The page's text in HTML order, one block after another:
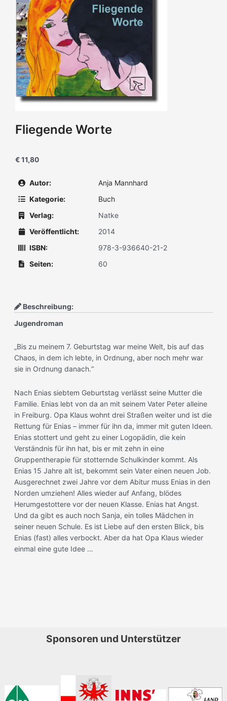
Fliegende Worte
€ 11,80
Autor:
Anja Mannhard
Kategorie:
Buch
Verlag:
Natke
Veröffentlicht:
2014
ISBN:
978-3-936640-21-2
Seiten:
60
Beschreibung:
Jugendroman
„Bis zu meinem 7. Geburtstag war meine Welt, bis auf das
Chaos, in dem ich lebte, in Ordnung, aber noch mehr war
sie in Ordnung danach.“
Nach Enias siebtem Geburtstag verlässt seine Mutter die
Familie. Enias lebt von da an mit seinem Vater Peter alleine
in Freiburg. Opa Klaus wohnt drei Straßen weiter und ist die
Rettung für Enias – immer für ihn da, immer mit guten Ideen.
Enias stottert und geht zu einer Logopädin, die kein
Verständnis für ihn hat, bis er mit zehn in eine
Gruppentherapie für stotternde Schulkinder kommt. Als
Enias 15 Jahre alt ist, bekommt sein Vater einen neuen Job.
Ausgerechnet zwei Jahre vor dem Abitur muss Enias in den
Norden umziehen! Alles wieder auf Anfang, blödes
Herumgestottere vor der neuen Klasse. Enias hat Angst.
Und da gibt es auch noch Sanja, ein tolles Mädchen in
seiner neuen Schule. Es ist Liebe auf den ersten Blick, bis
Enias (fast) alles verbockt. Aber da hat Opa Klaus wieder
einmal eine gute Idee …
Sponsoren und Unterstützer